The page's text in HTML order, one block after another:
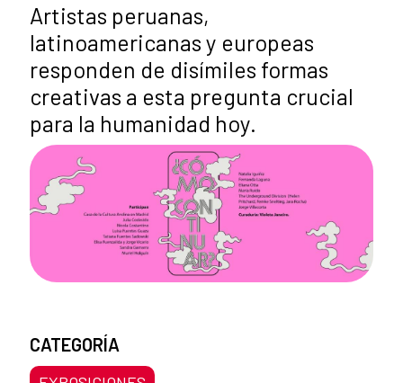
Artistas peruanas,
latinoamericanas y europeas
responden de disímiles formas
creativas a esta pregunta crucial
para la humanidad hoy.
CATEGORÍA